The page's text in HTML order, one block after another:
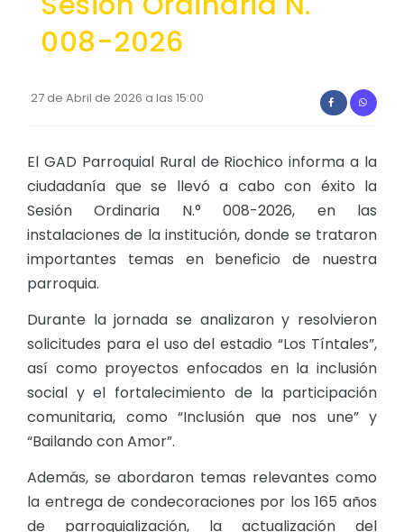
GESTIÓN ADMINISTRATIVA
Plan de desarrollo y Ordenamiento Territorial -
Plan Operativo Anual - POA
Convenios Institucionales
Cédulas presupuestarias y balances
Procesos de contratación
Ejecución Presupuestaria
Obras y proyectos
008-2026
27 de Abril de 2026 a las 15:00
El GAD Parroquial Rural de Riochico informa a la
ciudadanía que se llevó a cabo con éxito la
Sesión Ordinaria N.° 008-2026, en las
instalaciones de la institución, donde se trataron
importantes temas en beneficio de nuestra
parroquia.
Durante la jornada se analizaron y resolvieron
solicitudes para el uso del estadio “Los Tíntales”,
así como proyectos enfocados en la inclusión
social y el fortalecimiento de la participación
comunitaria, como “Inclusión que nos une” y
“Bailando con Amor”.
Además, se abordaron temas relevantes como
la entrega de condecoraciones por los 165 años
de parroquialización, la actualización del